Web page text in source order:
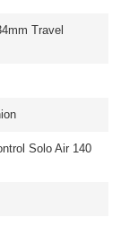
Travel
Solo Air 140